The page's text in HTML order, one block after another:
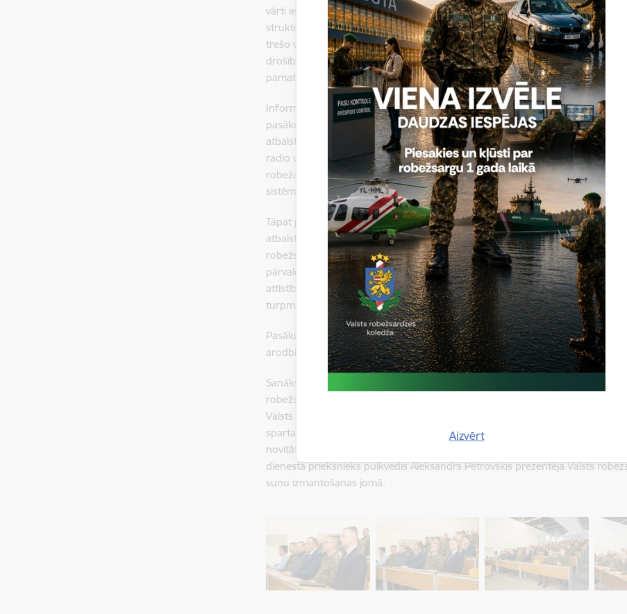
Aizvērt
vārti ielidošanas sektorā. Oktobra sākumā uz jauno REIS pārgāja visi ostu
struktūrvienības. 12. oktobrī Latvija veiksmīgi pievienojās Eiropas
trešo valstu valstspiederīgo datu iegūšanu un nosūtīšanu uz IIS centrālo
drošības stiprināšanas pasākumi un starptautiskā sadarbība, nodrošinot
pamatfunkciju izpildi un valsts ārējās robežas drošību.
Informējot par 2026. gada darbības prioritātēm, Valsts robežsardzes
pasākumi pastiprinātā robežapsardzības režīma ietvaros uz
atbalsts valsts robežas infrastruktūras izbūvei sadarbībā ar VAS “Valsts
radio un televīzijas centrs”. 2026. gadā plānots pastiprināt cīņu pret
robežas, turpināt īstenot ar Migrācijas un patvēruma paktu saistītās
sistēmu (IIS, ETIAS, REIS II, RAIS) turpmāku attīstību un pilnveidi.
Tāpat prioritāšu lokā ir sadarbības stiprināšana ar NBS, tostarp pabeidzot
atbalstu pretmobilitātes pasākumos, kā arī aktīva dalība Frontex un EUAA
robežsardze uzsāks “Baltic Sea Region Border Control Cooperation”
pārvaldības plāna un starptautisko novērtējumu rekomendāciju ieviešanu,
attīstības projektu, kā arī īstenos strukturālas izmaiņas dienesta darbības
turpmākai valsts ārējās robežas drošības stiprināšanai.
Pasākuma laikā klātesošos uzrunāja arī iekšlietu ministrs Rihards Kozlovskis
arodbiedrības valdes priekšsēdētājs Armands Augustāns.
Sanāksmes noslēgumā par priekšzīmīgu dienesta pienākumu izpildi,
robežsardzes uzdevumu izpildē tika apbalvoti 2025. gada labākie
Valsts robežsardzes teritoriālo pārvalžu komandu sasniegumi 2025. gada
spartakiādē. Tāpat Valsts robežsardzes koledžas direktors pulkvedis Mariks
novitātēm izglītības procesā un rekrutēšanas pasākumiem, savukārt Valsts
dienesta priekšnieks pulkvedis Aleksandrs Petrovskis prezentēja Valsts
suņu izmantošanas jomā.